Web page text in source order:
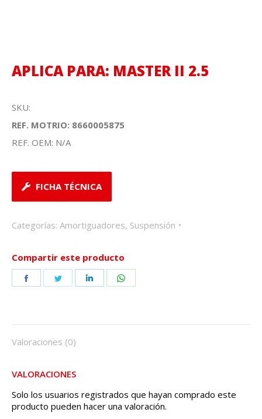
APLICA PARA: MASTER II 2.5
SKU:
REF. MOTRIO: 8660005875
REF. OEM: N/A
FICHA TÉCNICA
Categorías: Amortiguadores, Suspensión
Compartir este producto
Share
Share
Share
Valoraciones (0)
VALORACIONES
Solo los usuarios registrados que hayan comprado este
producto pueden hacer una valoración.